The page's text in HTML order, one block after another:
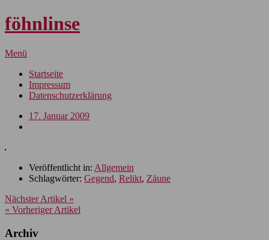
föhnlinse
Menü
Startseite
Impressum
Datenschutzerklärung
17. Januar 2009
Veröffentlicht in: Allgemein
Schlagwörter: Gegend, Relikt, Zäune
Nächster Artikel »
« Vorheriger Artikel
Archiv